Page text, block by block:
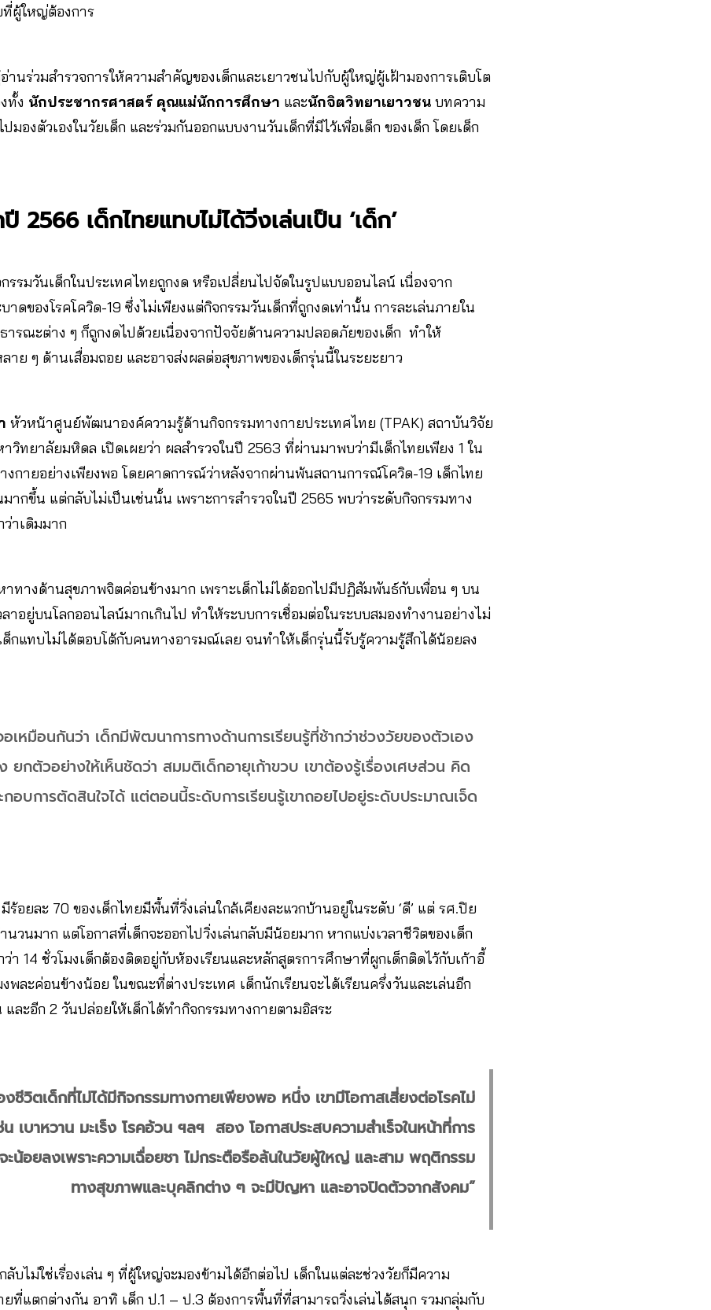
ที่ผู้ใหญ่ต้องการ
านร่วมสำรวจการให้ความสำคัญของเด็กและเยาวชนไปกับผู้ใหญ่ผู้เฝ้ามองการเติบโต
ทั้ง นักประชากรศาสตร์ คุณแม่นักการศึกษา และนักจิตวิทยาเยาวชน บทความ
องตัวเองในวัยเด็ก และร่วมกันออกแบบงานวันเด็กที่มีไว้เพื่อเด็ก ของเด็ก โดยเด็ก
2566 เด็กไทยแทบไม่ได้วิ่งเล่นเป็น ‘เด็ก’
รมวันเด็กในประเทศไทยถูกงด หรือเปลี่ยนไปจัดในรูปแบบออนไลน์ เนื่องจาก
ดของโรคโควิด-19 ซึ่งไม่เพียงแต่กิจกรรมวันเด็กที่ถูกงดเท่านั้น การละเล่นภายใน
ธารณะต่าง ๆ ก็ถูกงดไปด้วยเนื่องจากปัจจัยด้านความปลอดภัยของเด็ก ทำให้
าย ๆ ด้านเสื่อมถอย และอาจส่งผลต่อสุขภาพของเด็กรุ่นนี้ในระยะยาว
หัวหน้าศูนย์พัฒนาองค์ความรู้ด้านกิจกรรมทางกายประเทศไทย (TPAK) สถาบันวิจัย
าวิทยาลัยมหิดล เปิดเผยว่า ผลสำรวจในปี 2563 ที่ผ่านมาพบว่ามีเด็กไทยเพียง 1 ใน
กายอย่างเพียงพอ โดยคาดการณ์ว่าหลังจากผ่านพ้นสถานการณ์โควิด-19 เด็กไทย
ากขึ้น แต่กลับไม่เป็นเช่นนั้น เพราะการสำรวจในปี 2565 พบว่าระดับกิจกรรมทาง
าเดิมมาก
ทางด้านสุขภาพจิตค่อนข้างมาก เพราะเด็กไม่ได้ออกไปมีปฏิสัมพันธ์กับเพื่อน ๆ บน
ลาอยู่บนโลกออนไลน์มากเกินไป ทำให้ระบบการเชื่อมต่อในระบบสมองทำงานอย่างไม่
กแทบไม่ได้ตอบโต้กับคนทางอารมณ์เลย จนทำให้เด็กรุ่นนี้รับรู้ความรู้สึกได้น้อยลง
อเหมือนกันว่า เด็กมีพัฒนาการทางด้านการเรียนรู้ที่ช้ากว่าช่วงวัยของตัวเอง
ยกตัวอย่างให้เห็นชัดว่า สมมติเด็กอายุเก้าขวบ เขาต้องรู้เรื่องเศษส่วน คิด
กอบการตัดสินใจได้ แต่ตอนนี้ระดับการเรียนรู้เขาถอยไปอยู่ระดับประมาณเจ็ด
ร้อยละ 70 ของเด็กไทยมีพื้นที่วิ่งเล่นใกล้เคียงละแวกบ้านอยู่ในระดับ ‘ดี’ แต่ รศ.ปิย
วนมาก แต่โอกาสที่เด็กจะออกไปวิ่งเล่นกลับมีน้อยมาก หากแบ่งเวลาชีวิตของเด็ก
า 14 ชั่วโมงเด็กต้องติดอยู่กับห้องเรียนและหลักสูตรการศึกษาที่ผูกเด็กติดไว้กับเก้าอี้
พละค่อนข้างน้อย ในขณะที่ต่างประเทศ เด็กนักเรียนจะได้เรียนครึ่งวันและเล่นอีก
และอีก 2 วันปล่อยให้เด็กได้ทำกิจกรรมทางกายตามอิสระ
งชีวิตเด็กที่ไม่ได้มีกิจกรรมทางกายเพียงพอ หนึ่ง เขามีโอกาสเสี่ยงต่อโรคไม่
เบาหวาน มะเร็ง โรคอ้วน ฯลฯ สอง โอกาสประสบความสำเร็จในหน้าที่การ
ะน้อยลงเพราะความเฉื่อยชา ไม่กระตือรือล้นในวัยผู้ใหญ่ และสาม พฤติกรรม
ทางสุขภาพและบุคลิกต่าง ๆ จะมีปัญหา และอาจปิดตัวจากสังคม”
ลับไม่ใช่เรื่องเล่น ๆ ที่ผู้ใหญ่จะมองข้ามได้อีกต่อไป เด็กในแต่ละช่วงวัยก็มีความ
ยที่แตกต่างกัน อาทิ เด็ก ป.1 – ป.3 ต้องการพื้นที่ที่สามารถวิ่งเล่นได้สนุก รวมกลุ่มกับ